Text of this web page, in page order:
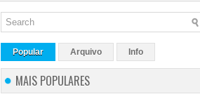
Popular Arquivo Info
MAIS POPULARES